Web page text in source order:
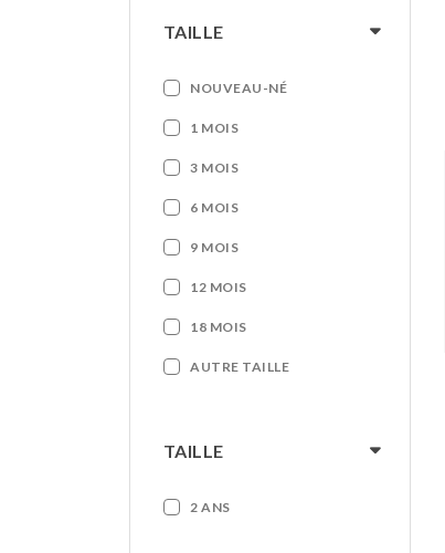
TAILLE
NOUVEAU-NÉ
1 MOIS
3 MOIS
6 MOIS
9 MOIS
12 MOIS
18 MOIS
AUTRE TAILLE
TAILLE
2 ANS